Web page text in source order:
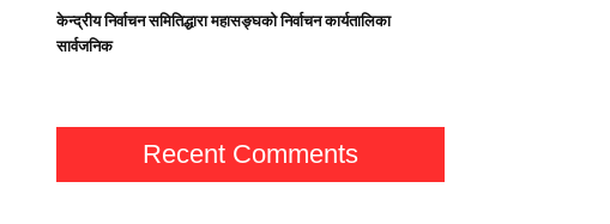
केन्द्रीय निर्वाचन समितिद्धारा महासङ्घको निर्वाचन कार्यतालिका
सार्वजनिक
Recent Comments